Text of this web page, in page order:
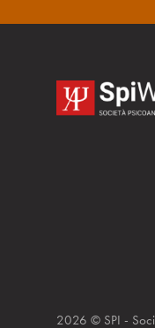
2026 © SPI -